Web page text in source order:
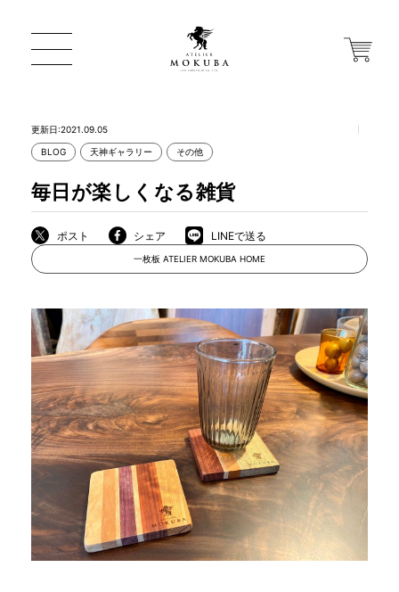
店舗から探す
MOKUBA について
商品情報
直営店
イベント
更新日:2021.09.05
BLOG 天神ギャラリー その他
毎日が楽しくなる雑貨
ポスト シェア LINEで送る
一枚板 ATELIER MOKUBA HOME